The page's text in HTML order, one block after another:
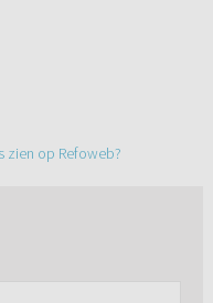
zien op Refoweb?